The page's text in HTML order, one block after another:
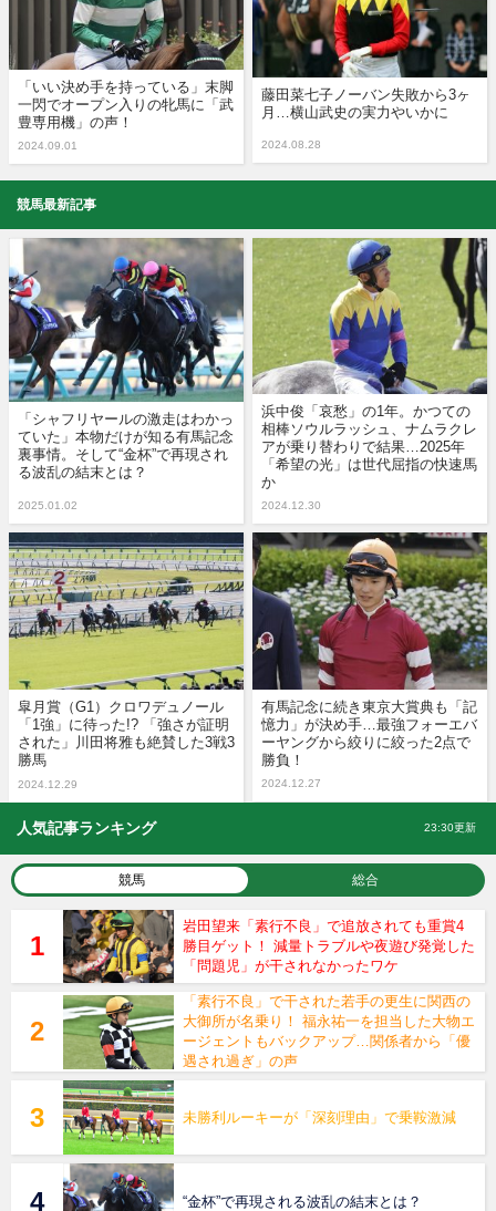
「いい決め手を持っている」末脚
一閃でオープン入りの牝馬に「武
豊専用機」の声！
2024.09.01
藤田菜七子ノーバン失敗から3ヶ
月…横山武史の実力やいかに
2024.08.28
競馬最新記事
「シャフリヤールの激走はわかっ
ていた」本物だけが知る有馬記念
裏事情。そして“金杯”で再現され
る波乱の結末とは？
2025.01.02
浜中俊「哀愁」の1年。かつての
相棒ソウルラッシュ、ナムラクレ
アが乗り替わりで結果…2025年
「希望の光」は世代屈指の快速馬
か
2024.12.30
皐月賞（G1）クロワデュノール
「1強」に待った!? 「強さが証明
された」川田将雅も絶賛した3戦3
勝馬
2024.12.29
有馬記念に続き東京大賞典も「記
憶力」が決め手…最強フォーエバ
ーヤングから絞りに絞った2点で
勝負！
2024.12.27
人気記事ランキング 23:30更新
競馬 総合
岩田望来「素行不良」で追放されても重賞4
勝目ゲット！ 減量トラブルや夜遊び発覚した
「問題児」が干されなかったワケ
「素行不良」で干された若手の更生に関西の
大御所が名乗り！ 福永祐一を担当した大物エ
ージェントもバックアップ…関係者から「優
遇され過ぎ」の声
未勝利ルーキーが「深刻理由」で乗鞍激減
“金杯”で再現される波乱の結末とは？